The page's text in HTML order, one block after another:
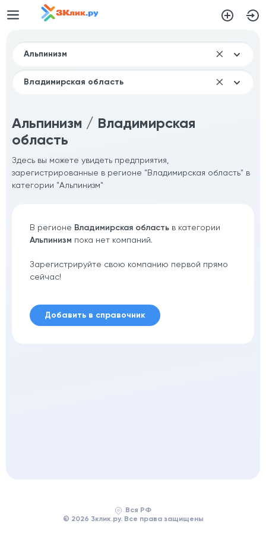
Альпинизм / Владимирская
область
Здесь вы можете увидеть предприятия,
зарегистрированные в регионе "Владимирская область" в
категории "Альпинизм"
В регионе Владимирская область в категории
Альпинизм пока нет компаний.
Зарегистрируйте свою компанию первой прямо
сейчас!
Добавить в справочник
Вся РФ
© 2026 3клик.ру. Все права защищены